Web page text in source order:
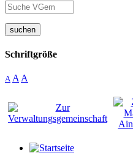
suchen
Schriftgröße
A A A